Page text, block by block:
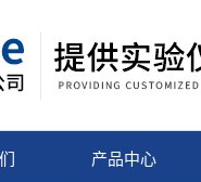
产品中心